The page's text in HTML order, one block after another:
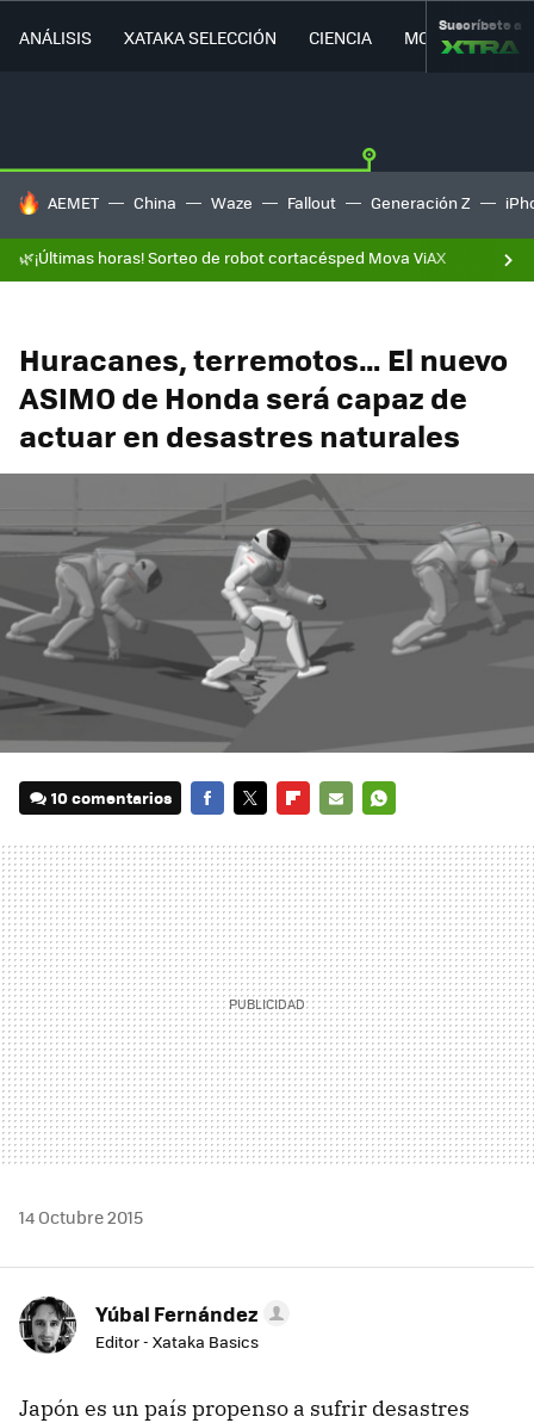
ANÁLISIS XATAKA SELECCIÓN CIENCIA MOVILIDAD
Suscríbete a
HOY SE HABLA DE
AEMET China Waze Fallout Generación Z
🌿¡Últimas horas! Sorteo de robot cortacésped Mova ViAX
Huracanes, terremotos… El nuevo
ASIMO de Honda será capaz de
actuar en desastres naturales
10 comentarios
MAIL
14 Octubre 2015
Yúbal Fernández
Editor - Xataka Basics
Japón es un país propenso a sufrir desastres